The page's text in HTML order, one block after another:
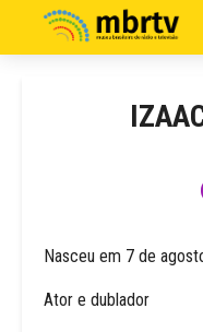
Nasceu em 7 de
Ator e dublador